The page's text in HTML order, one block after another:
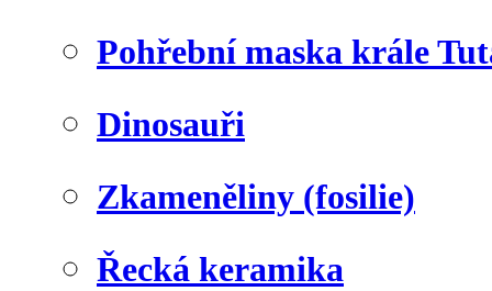
Pohřební maska krále
Dinosauři
Zkameněliny (fosilie)
Řecká keramika